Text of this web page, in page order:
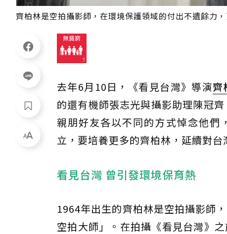
齊柏林是空拍攝影師，在環境保護領域的付出不遺餘力
去年6月10日，《看見台灣》導演齊
的還有機師張志光與攝影助理陳冠
親朋好友各以不同的方式悼念他
立，要培養更多的齊柏林，延續對台
看見台灣 曾引發環境保育熱
1964年出生的齊柏林是空拍攝影師
空拍大師」。在拍攝《看見台灣》